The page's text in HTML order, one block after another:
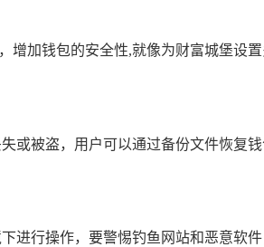
加钱包的安全性,就像为财富城堡设置
被盗，用户可以通过备份文件恢复
进行操作，要警惕钓鱼网站和恶意软